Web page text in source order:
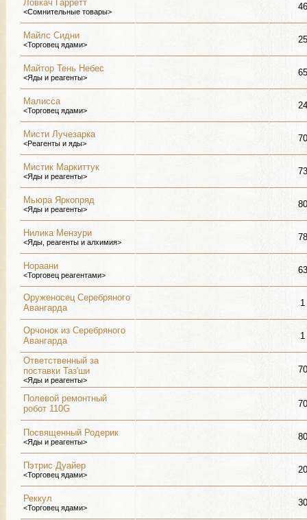
Ловкач Гарретт
<Сомнительные товары> 46
Майлс Сидни
<Торговец ядами> 25
Майтор Тень Небес
<Яды и реагенты> 65
Малисса
<Торговец ядами> 24
Мисти Лучезарка
<Реагенты и яды> 70
Мистик Маркиттук
<Яды и реагенты> 73
Мьюра Яркопряд
<Яды и реагенты> 80
Нилика Мензури
<Яды, реагенты и алхимия> 78
Нораани
<Торговец реагентами> 63
Оруженосец Серебряного
Авангарда
1
Орчонок из Серебряного
Авангарда
1
Ответственный за
поставки Таз'ши
<Яды и реагенты>
70
Полевой ремонтный
робот 110G
70
Посвященный Родерик
<Яды и реагенты> 80
Пэтрис Дуайер
<Торговец ядами> 20
Реккул
<Торговец ядами> 30